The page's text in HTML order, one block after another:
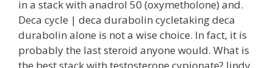
in a stack with anadrol 50 (oxymetholone) and.
Deca cycle | deca durabolin cycletaking deca
durabolin alone is not a wise choice. In fact, it is
probably the last steroid anyone would. What is